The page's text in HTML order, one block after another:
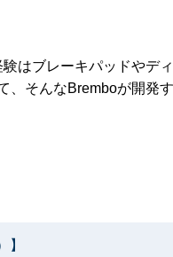
はブレーキパッドやデ
、そんなBremboが開発
】